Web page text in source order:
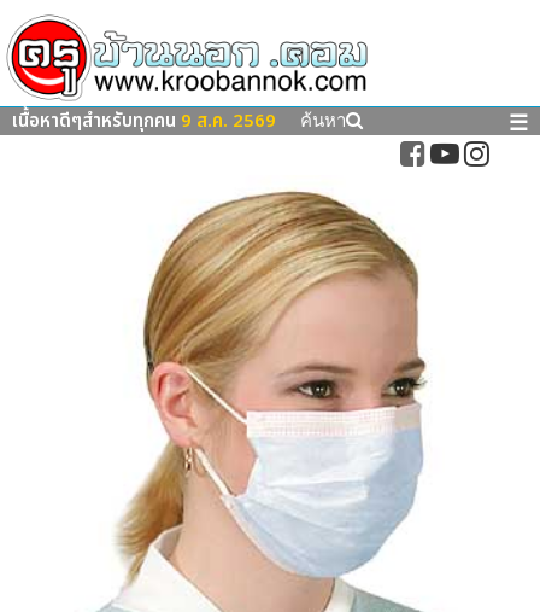
เนื้อหาดีๆสำหรับทุกคน 9 ส.ค. 2569 ค้นหา ☰